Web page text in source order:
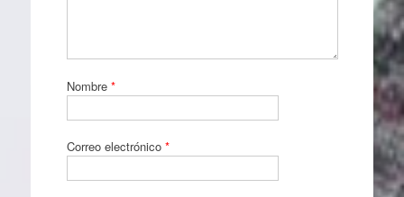
Nombre *
Correo electrónico *